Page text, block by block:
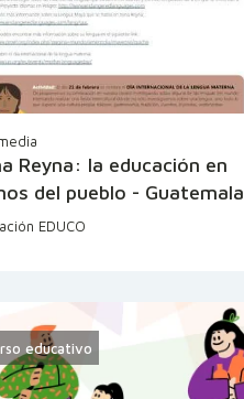
Reyna: la educación en
del pueblo - Guatemala
EDUCO
educativo